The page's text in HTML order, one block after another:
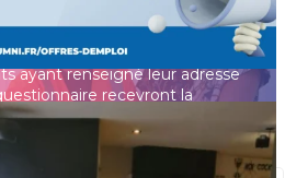
ingénieurs et scientifiques
ayant renseigné leur adresse
recevront la
...Voir plus
de moi